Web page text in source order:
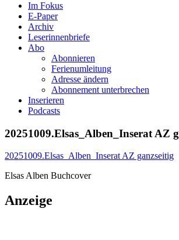
Im Fokus
E-Paper
Archiv
Leserinnenbriefe
Abo
Abonnieren
Ferienumleitung
Adresse ändern
Abonnement unterbrechen
Inserieren
Podcasts
20251009.Elsas_Alben_Inserat AZ
20251009.Elsas_Alben_Inserat AZ ganzseitig
Elsas Alben Buchcover
Anzeige